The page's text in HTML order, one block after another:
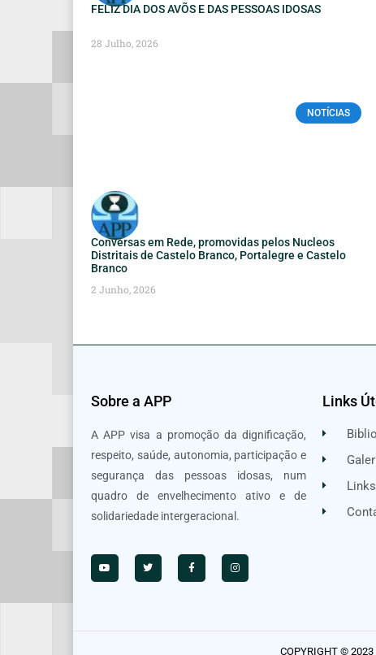
FELIZ DIA DOS AVÕS E DAS PESSOAS IDOSAS
28 Julho, 2026
NOTÍCIAS
Conversas em Rede, promovidas pelos Nucleos
Distritais de Castelo Branco, Portalegre e Castelo
Branco
2 Junho, 2026
Sobre a APP
A APP visa a promoção da dignificação,
respeito, saúde, autonomia, participação e
segurança das pessoas idosas, num
quadro de envelhecimento ativo e de
solidariedade intergeracional.
Links
COPYRIGHT © 2023